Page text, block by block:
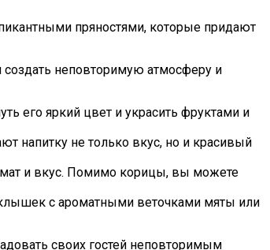
пряностями, которые придают
неповторимую атмосферу и
его яркий цвет и украсить фруктами и
напитку не только вкус, но и красивый
и вкус. Помимо корицы, вы можете
с ароматными веточками мяты или
своих гостей неповторимым